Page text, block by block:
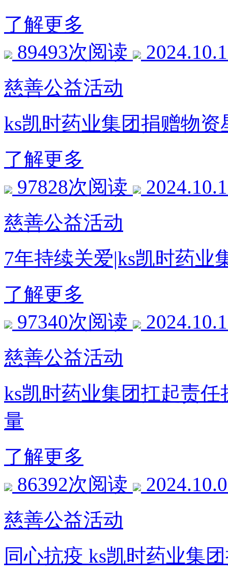
了解更多
89493次阅读
慈善公益活动
ks凯时药业集团捐赠物
了解更多
97828次阅读
慈善公益活动
7年持续关爱|ks凯时药业
了解更多
97340次阅读
慈善公益活动
ks凯时药业集团扛起责
量
了解更多
86392次阅读
慈善公益活动
同心抗疫 ks凯时药业集